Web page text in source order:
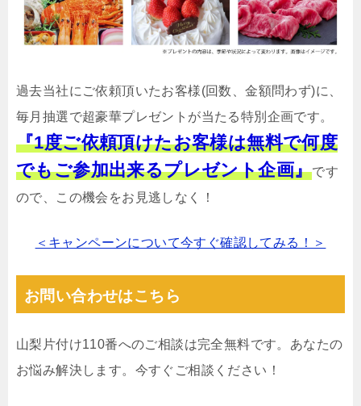
過去当社にご依頼頂いたお客様(回数、金額問わず)に、
毎月抽選で超豪華プレゼントが当たる特別企画です。
『1度ご依頼頂けたお客様は無料で何度
でもご参加出来るプレゼント企画』です
ので、この機会をお見逃しなく！
＜キャンペーンについて今すぐ確認してみる！＞
お問い合わせはこちら
山梨片付け110番へのご相談は完全無料です。あなたの
お悩み解決します。今すぐご相談ください！